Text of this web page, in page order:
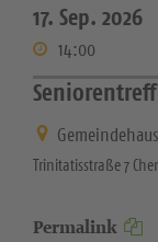
17. Sep. 2026
14:00
Seniorentreff
Trinitatisstraße 7
Permalink